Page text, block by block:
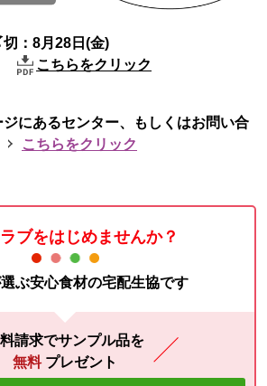
：8月28日(金)
こちらをクリック
にあるセンター、もしくはお問い合
こちらをクリック
ブをはじめませんか？
ぶ安心食材の宅配生協です
請求でサンプル品を
無料 プレゼント